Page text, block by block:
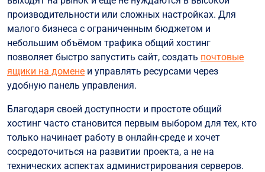
производительности или сложных настройках. Для
малого бизнеса с ограниченным бюджетом и
небольшим объёмом трафика общий хостинг
позволяет быстро запустить сайт, создать почтовые
ящики на домене и управлять ресурсами через
удобную панель управления.
Благодаря своей доступности и простоте общий
хостинг часто становится первым выбором для тех, кто
только начинает работу в онлайн-среде и хочет
сосредоточиться на развитии проекта, а не на
технических аспектах администрирования серверов.